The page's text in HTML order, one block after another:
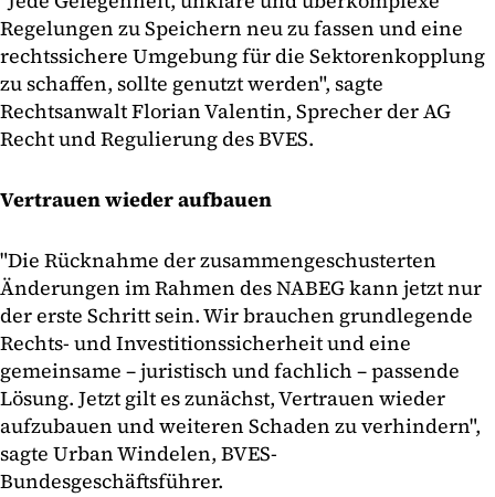
Regelungen zu Speichern neu zu fassen und eine
rechtssichere Umgebung für die Sektorenkopplung
zu schaffen, sollte genutzt werden", sagte
Rechtsanwalt Florian Valentin, Sprecher der AG
Recht und Regulierung des BVES.
Vertrauen wieder aufbauen
"Die Rücknahme der zusammengeschusterten
Änderungen im Rahmen des NABEG kann jetzt nur
der erste Schritt sein. Wir brauchen grundlegende
Rechts- und Investitionssicherheit und eine
gemeinsame – juristisch und fachlich – passende
Lösung. Jetzt gilt es zunächst, Vertrauen wieder
aufzubauen und weiteren Schaden zu verhindern",
sagte Urban Windelen, BVES-
Bundesgeschäftsführer.